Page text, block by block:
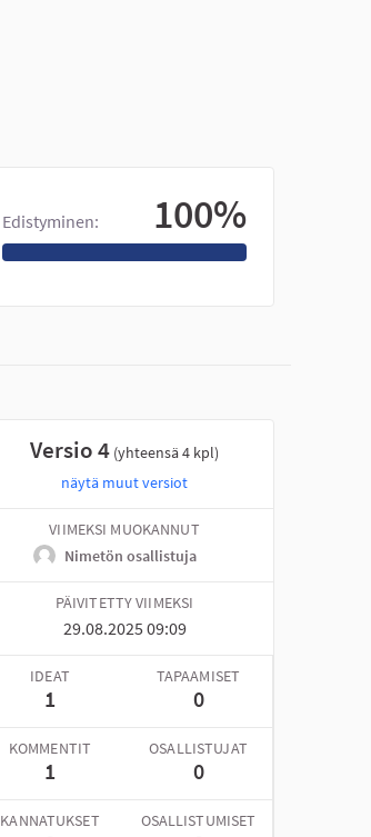
Edistyminen: 100%
Versio 4 (yhteensä 4 kpl)
näytä muut versiot
VIIMEKSI MUOKANNUT
Nimetön osallistuja
PÄIVITETTY VIIMEKSI
29.08.2025 09:09
IDEAT
1
TAPAAMISET
0
KOMMENTIT
1
OSALLISTUJAT
0
KANNATUKSET OSALLISTUMISET